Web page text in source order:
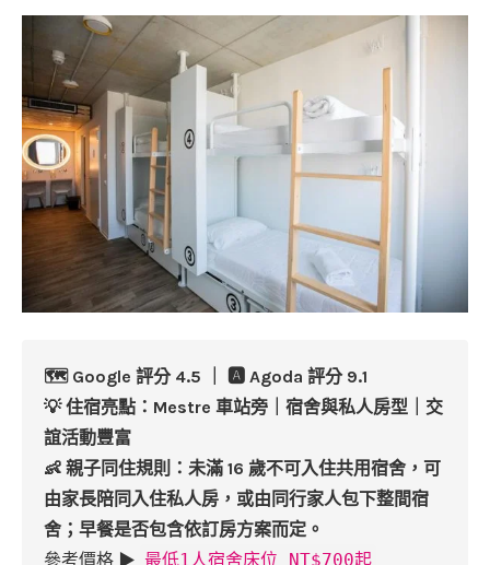
🗺️ Google 評分 4.5 ｜ 🅰️ Agoda 評分 9.1
💡 住宿亮點：Mestre 車站旁｜宿舍與私人房型｜交
誼活動豐富
👶 親子同住規則：未滿 16 歲不可入住共用宿舍，可
由家長陪同入住私人房，或由同行家人包下整間宿
舍；早餐是否包含依訂房方案而定。
參考價格 ▶ 最低1人宿舍床位 NT$700起